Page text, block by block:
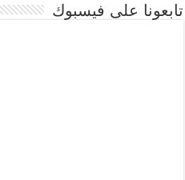
تابعونا على فيسبوك